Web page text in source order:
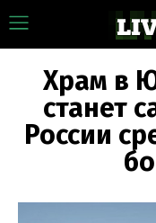
Храм в
станет
России